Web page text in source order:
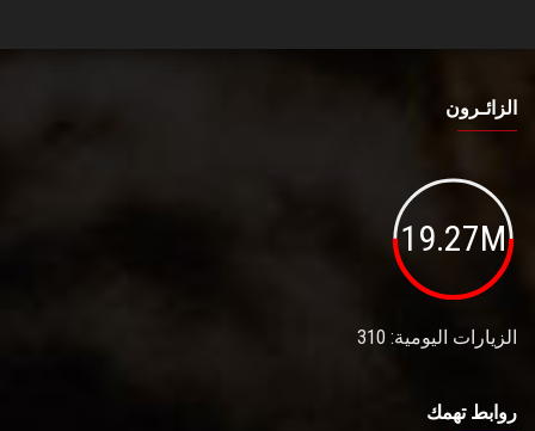
الزائـرون
19.27M
الزيارات اليومية: 310
روابط تهمك